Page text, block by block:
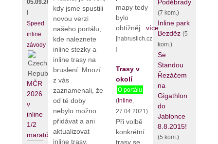
05.09.2026
Speed
inline
závody
MČR
2026
v
inline
1/2
maratónu
kdy jsme spustili
novou verzi
našeho portálu,
kde naleznete
inline stezky a
inline trasy na
bruslení. Mnozí
z vás
zaznamenali, že
od té doby
nebylo možno
přidávat a ani
aktualizovat
inline trasy.
mapy tedy
bylo
obtížněj... více
[nabruslich.cz
]
Trasy v
okolí
O portálu
(Inline,
27.04.2021)
Při volbě
konkrétní
trasy se
Poděbrady
(7 kom.)
Inline park
Bezděz (5
kom.)
Se
Standou
Řezáčem
na
Gigathlon
do
Jablonce
8.8.2015!
(5 kom.)